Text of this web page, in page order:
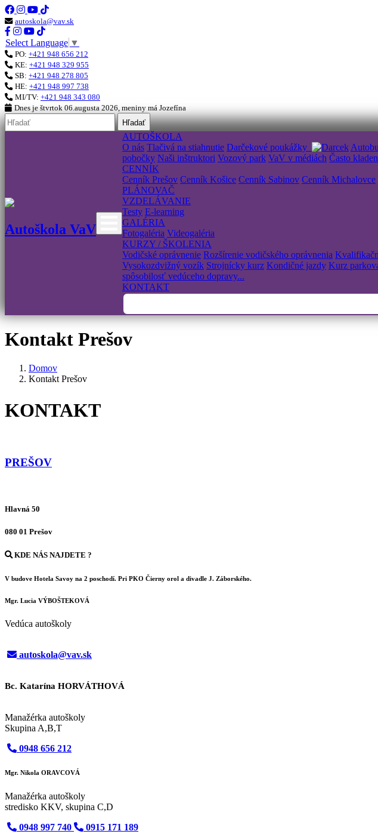
autoskola@vav.sk
Select Language ▼
PO: +421 948 656 212
KE: +421 948 329 955
SB: +421 948 278 805
HE: +421 948 997 738
MI/TV: +421 948 343 080
Dnes je štvrtok 06.augusta 2026, meniny má Jozefína
Hľadať
Autoškola VaV
AUTOŠKOLA
O nás Tlačivá na stiahnutie Darčekové poukážky
pobočky Naši inštruktori Vozový park VaV v médiách Často
CENNÍK
Cenník Prešov Cenník Košice Cenník Sabinov Cenník Michalovce
PLÁNOVAČ
VZDELÁVANIE
Testy E-learning
GALÉRIA
Fotogaléria Videogaléria
KURZY / ŠKOLENIA
Vodičské oprávnenie Rozšírenie vodičského oprávnenia
Vysokozdvižný vozík Strojnícky kurz Kondičné jazdy Kurz
spôsobilosť vedúceho dopravy...
KONTAKT
Kontakt Prešov
Domov
Kontakt Prešov
KONTAKT
PREŠOV
Hlavná 50
080 01 Prešov
KDE NÁS NAJDETE ?
V budove Hotela Savoy na 2 poschodí. Pri PKO Čierny orol a divadle J. Záborského.
Mgr. Lucia VÝBOŠTEKOVÁ
Vedúca autoškoly
autoskola@vav.sk
Bc. Katarína HORVÁTHOVÁ
Manažérka autoškoly
Skupina A,B,T
0948 656 212
Mgr. Nikola ORAVCOVÁ
Manažérka autoškoly
stredisko KKV, skupina C,D
0948 997 740
0915 171 189